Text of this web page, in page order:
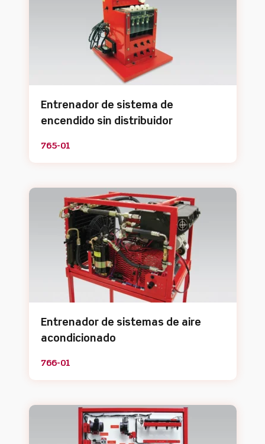
Entrenador de sistema de
encendido sin distribuidor
765-01
Entrenador de sistemas de aire
acondicionado
766-01